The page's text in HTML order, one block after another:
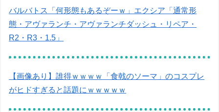
バルバトス「何形態もあるぞーｗ」エクシア「通常形
態・アヴァランチ・アヴァランチダッシュ・リペア・
R2・R3・1.5」
【画像あり】誰得ｗｗｗｗ「食戟のソーマ」のコスプレ
がヒドすぎると話題にｗｗｗｗｗ